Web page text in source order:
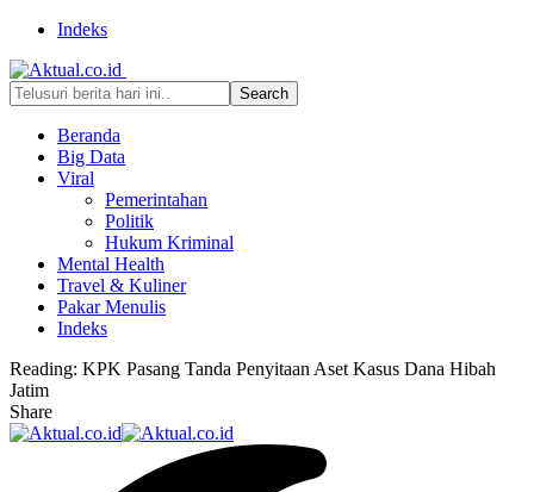
Indeks
Beranda
Big Data
Viral
Pemerintahan
Politik
Hukum Kriminal
Mental Health
Travel & Kuliner
Pakar Menulis
Indeks
Reading: KPK Pasang Tanda Penyitaan Aset Kasus Dana Hibah
Jatim
Share